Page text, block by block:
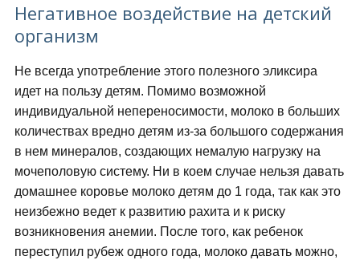
Негативное воздействие на детский
организм
Не всегда употребление этого полезного эликсира
идет на пользу детям. Помимо возможной
индивидуальной непереносимости, молоко в больших
количествах вредно детям из-за большого содержания
в нем минералов, создающих немалую нагрузку на
мочеполовую систему. Ни в коем случае нельзя давать
домашнее коровье молоко детям до 1 года, так как это
неизбежно ведет к развитию рахита и к риску
возникновения анемии. После того, как ребенок
переступил рубеж одного года, молоко давать можно,